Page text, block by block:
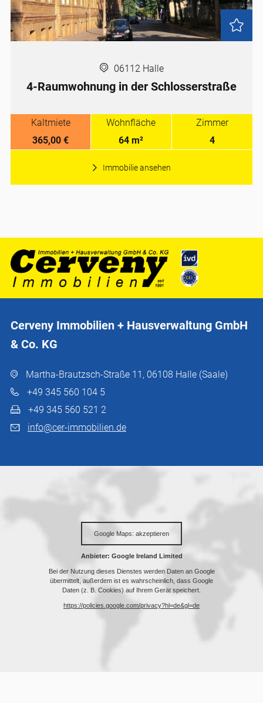
06112 Halle
4-Raumwohnung in der Schlosserstraße
Kaltmiete
365,00 €
Wohnfläche
64 m²
Zimmer
4
Immobilie ansehen
Cerveny Immobilien + Hausverwaltung GmbH
& Co. KG
Martha-Brautzsch-Straße 11, 06108 Halle (Saale)
+49 345 560 104 5
+49 345 560 521 2
info@cer-immobilien.de